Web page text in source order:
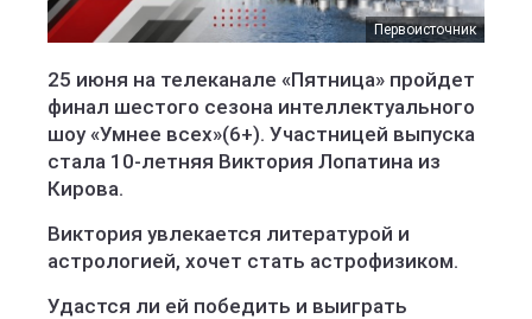
Первоисточник
25 июня на телеканале «Пятница» пройдет
финал шестого сезона интеллектуального
шоу «Умнее всех»(6+). Участницей выпуска
стала 10-летняя Виктория Лопатина из
Кирова.
Виктория увлекается литературой и
астрологией, хочет стать астрофизиком.
Удастся ли ей победить и выиграть